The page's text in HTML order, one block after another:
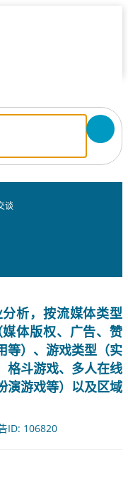
谈
析，按流媒体类型
媒体版权、广告、赞
等）、游戏类型（实
格斗游戏、多人在线
演游戏等）以及区域
ID: 106820